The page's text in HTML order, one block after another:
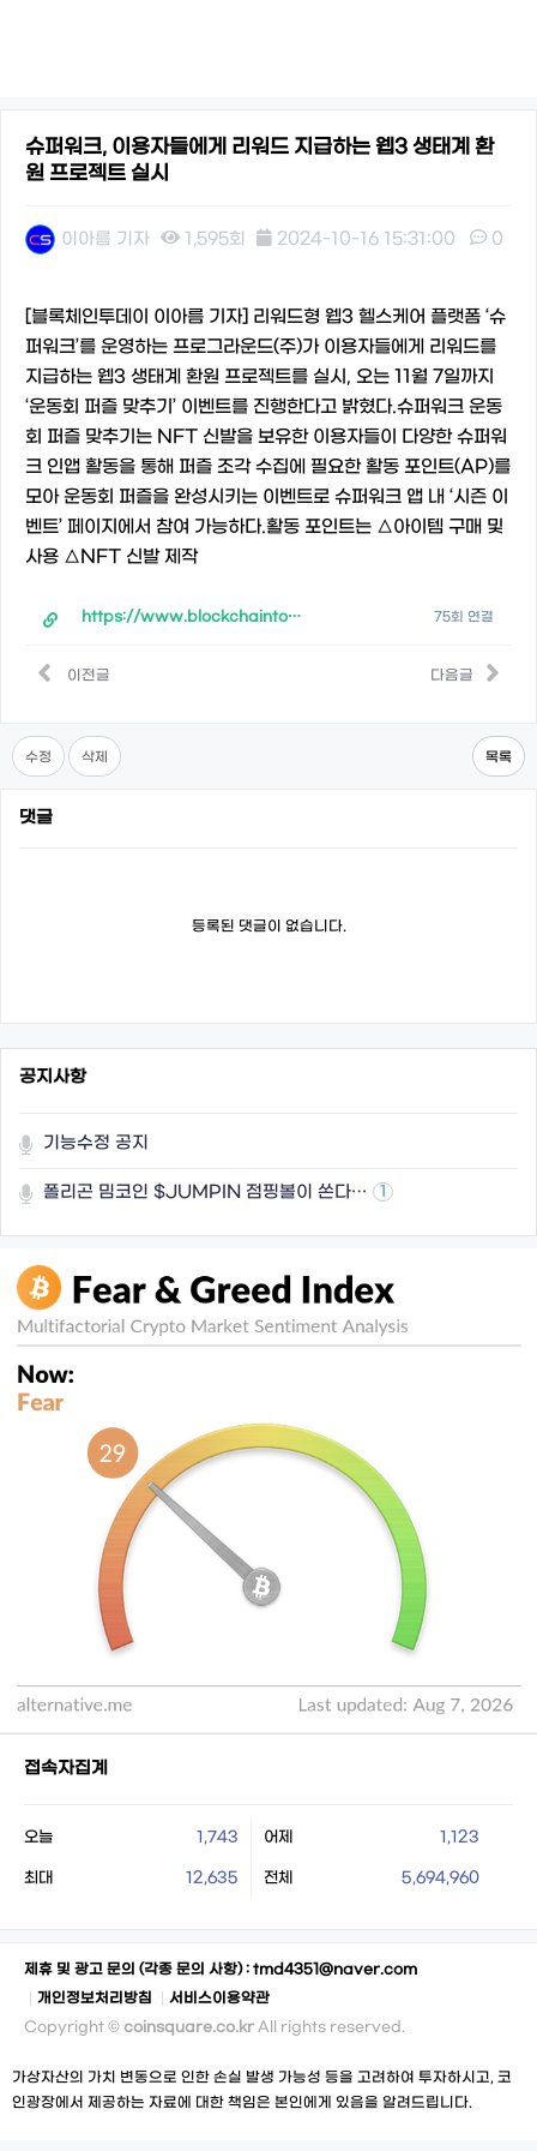
슈퍼워크, 이용자들에게 리워드 지급하는 웹3 생태계 환
원 프로젝트 실시
이아름 기자 1,595회 2024-10-16 15:31:00 0
[블록체인투데이 이아름 기자] 리워드형 웹3 헬스케어 플랫폼 ‘슈
퍼워크’를 운영하는 프로그라운드(주)가 이용자들에게 리워드를
지급하는 웹3 생태계 환원 프로젝트를 실시, 오는 11월 7일까지
‘운동회 퍼즐 맞추기’ 이벤트를 진행한다고 밝혔다.슈퍼워크 운동
회 퍼즐 맞추기는 NFT 신발을 보유한 이용자들이 다양한 슈퍼워
크 인앱 활동을 통해 퍼즐 조각 수집에 필요한 활동 포인트(AP)를
모아 운동회 퍼즐을 완성시키는 이벤트로 슈퍼워크 앱 내 ‘시즌 이
벤트’ 페이지에서 참여 가능하다.활동 포인트는 △아이템 구매 및
사용 △NFT 신발 제작
https://www.blockchaintoday.co.kr/news/articleView.html?idxno=47310 75회 연결
이전글 다음글
수정 삭제 목록
댓글
등록된 댓글이 없습니다.
공지사항
기능수정 공지
폴리곤 밈코인 $JUMPIN 점핑볼이 쏜다… 1
접속자집계
오늘 1,743 어제 1,123
최대 12,635 전체 5,694,960
제휴 및 광고 문의 (각종 문의 사항) : tmd4351@naver.com
개인정보처리방침
서비스이용약관
Copyright © coinsquare.co.kr All rights reserved.
가상자산의 가치 변동으로 인한 손실 발생 가능성 등을 고려하여 투자하시고, 코
인광장에서 제공하는 자료에 대한 책임은 본인에게 있음을 알려드립니다.